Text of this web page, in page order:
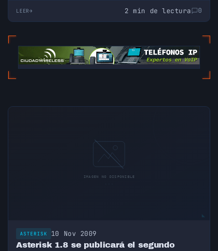
LEER 2 min de lectura 0
ASTERISK 10 Nov 2009
Asterisk 1.8 se publicará el segundo